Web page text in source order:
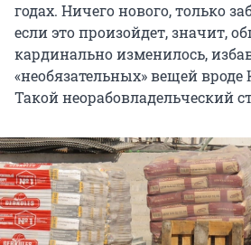
годах. Ничего нового, только
если это произойдет, значит,
кардинально изменилось,
«необязательных» вещей вроде
Такой неорабовладельческий